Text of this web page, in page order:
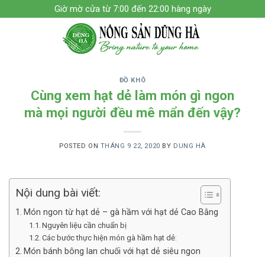
to
Giờ mờ cửa từ 7:00 đến 22:00 hàng ngày
ĐỒ KHÔ
Cùng xem hạt dẻ làm món gì ngon
mà mọi người đều mê mẩn đến vậy?
POSTED ON THÁNG 9 22, 2020 BY DUNG HÀ
Nội dung bài viết:
Món ngon từ hạt dẻ – gà hầm với hạt dẻ Cao Bằng
Nguyên liệu cần chuẩn bị
Các bước thực hiện món gà hầm hạt dẻ:
Món bánh bông lan chuối với hạt dẻ siêu ngon